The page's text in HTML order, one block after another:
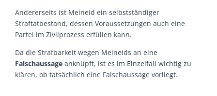
Andererseits ist Meineid ein selbstständiger
Straftatbestand, dessen Voraussetzungen auch eine
Partei im Zivilprozess erfüllen kann.
Da die Strafbarkeit wegen Meineids an eine
Falschaussage anknüpft, ist es im Einzelfall wichtig zu
klären, ob tatsächlich eine Falschaussage vorliegt.